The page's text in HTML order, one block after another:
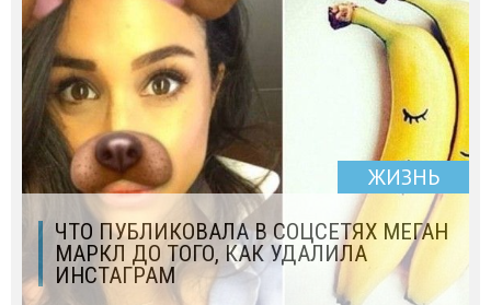
ЖИЗНЬ
ЧТО ПУБЛИКОВАЛА В СОЦСЕТЯХ МЕГАН
МАРКЛ ДО ТОГО, КАК УДАЛИЛА
ИНСТАГРАМ